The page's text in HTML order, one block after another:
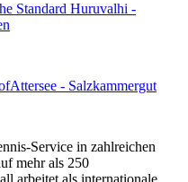
Standard Huruvalhi -
Attersee - Salzkammergut
Service in zahlreichen
mehr als 250